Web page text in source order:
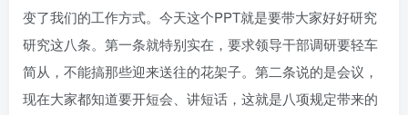
变了我们的工作方式。今天这个PPT就是要带大家好好研究
研究这八条。第一条就特别实在，要求领导干部调研要轻车
简从，不能搞那些迎来送往的花架子。第二条说的是会议，
现在大家都知道要开短会、讲短话，这就是八项规定带来的